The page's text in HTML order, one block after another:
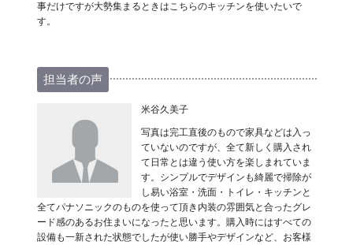
事だけですが大勢集まるときはこちらのキッチンを使いたいで
す。
担当者の声
米谷久美子
写真は完工直後のもので家具などは入っ
ていないのですが、全て新しく購入され
て日常とは違う使い方を楽しまれていま
す。シンプルでデザインも綺麗で掃除が
し易い浴室・洗面・トイレ・キッチンと
全てパナソニックのものを使って頂き内装の雰囲気と合ったグレ
ード感のあるお住まいになったと思います。購入時にはすべての
設備も一新された状態でしたが使い勝手やデザインなど、お客様